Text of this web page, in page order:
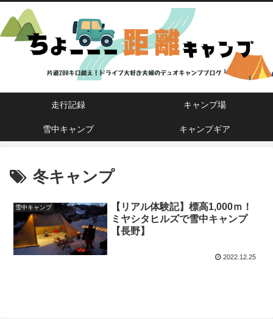
走行記録 キャンプ場
雪中キャンプ キャンプギア
冬キャンプ
雪中キャンプ
【リアル体験記】標高1,000ｍ！
ミヤシタヒルズで雪中キャンプ
【長野】
2022.12.25